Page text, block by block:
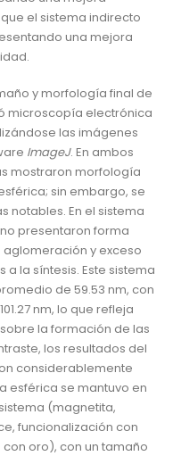
el sistema indirecto
una mejora
y morfología final de
microscopía electrónica
las imágenes
ImageJ. En ambos
mostraron morfología
sin embargo, se
notables. En el sistema
presentaron forma
y exceso
a la síntesis. Este sistema
de 59.53 nm, con
nm, lo que refleja
la formación de las
los resultados del
considerablemente
esférica se mantuvo en
(magnetita,
funcionalización con
con oro), con un tamaño